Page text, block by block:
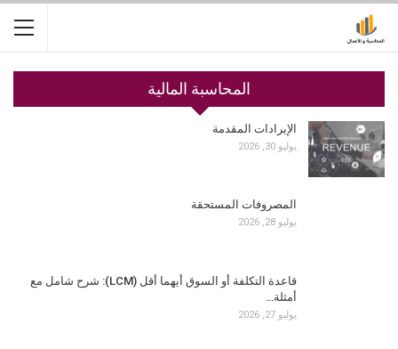
المحاسبة المالية
الإيرادات المقدمة
يوليو 30, 2026
المصروفات المستحقة
يوليو 28, 2026
قاعدة التكلفة أو السوق أيهما أقل (LCM): شرح شامل مع
أمثلة…
يوليو 27, 2026